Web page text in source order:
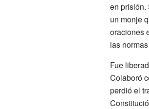
en prisión.
un monje
oraciones
las
Fue
Colaboró
perdió el